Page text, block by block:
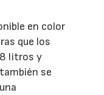
en color
que los
litros y
se